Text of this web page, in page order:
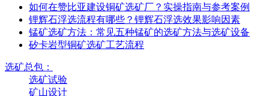
如何在赞比亚建设铜矿选矿厂？实操指南与参考案例
锂辉石浮选流程有哪些？锂辉石浮选效果影响因素
锰矿选矿方法：常见五种锰矿的选矿方法与选矿设备
矽卡岩型铜矿选矿工艺流程
选矿总包：
选矿试验
矿山设计